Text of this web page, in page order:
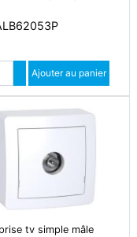
Quantité
Augmenter quantité
Diminuer quantité
Ajouter au panier
tv simple mâle